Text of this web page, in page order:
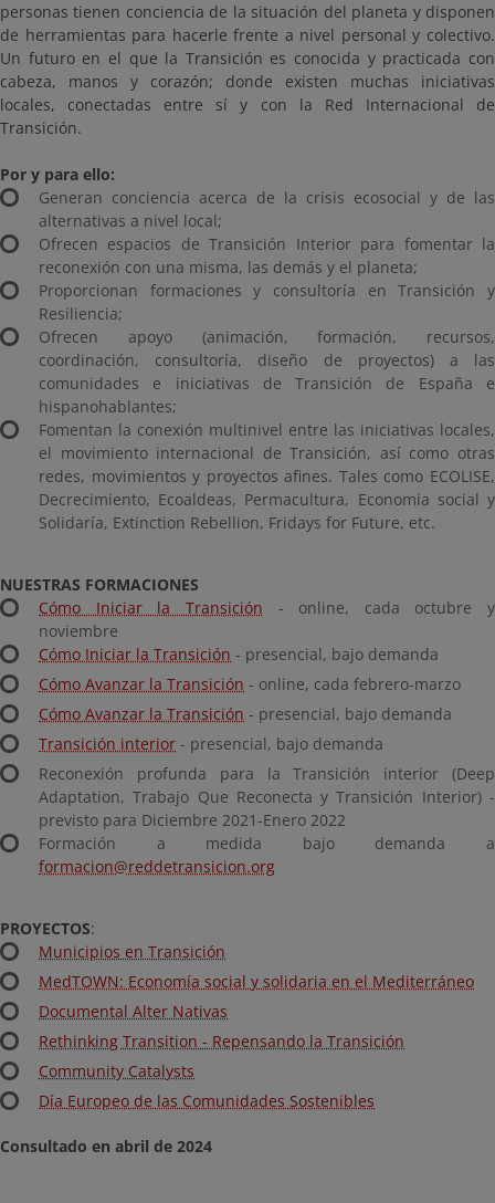
personas tienen conciencia de la situación del planeta y disponen
de herramientas para hacerle frente a nivel personal y colectivo.
Un futuro en el que la Transición es conocida y practicada con
cabeza, manos y corazón; donde existen muchas iniciativas
locales, conectadas entre sí y con la Red Internacional de
Transición.
Por y para ello:
Generan conciencia acerca de la crisis ecosocial y de las
alternativas a nivel local;
Ofrecen espacios de Transición Interior para fomentar la
reconexión con una misma, las demás y el planeta;
Proporcionan formaciones y consultoría en Transición y
Resiliencia;
Ofrecen apoyo (animación, formación, recursos,
coordinación, consultoría, diseño de proyectos) a las
comunidades e iniciativas de Transición de España e
hispanohablantes;
Fomentan la conexión multinivel entre las iniciativas locales,
el movimiento internacional de Transición, así como otras
redes, movimientos y proyectos afines. Tales como ECOLISE,
Decrecimiento, Ecoaldeas, Permacultura, Economía social y
Solidaría, Extinction Rebellion, Fridays for Future, etc.
NUESTRAS FORMACIONES
Cómo Iniciar la Transición - online, cada octubre y
noviembre
Cómo Iniciar la Transición - presencial, bajo demanda
Cómo Avanzar la Transición - online, cada febrero-marzo
Cómo Avanzar la Transición - presencial, bajo demanda
Transición interior - presencial, bajo demanda
Reconexión profunda para la Transición interior (Deep
Adaptation, Trabajo Que Reconecta y Transición Interior) -
previsto para Diciembre 2021-Enero 2022
Formación a medida bajo demanda a
formacion@reddetransicion.org
PROYECTOS:
Municipios en Transición
MedTOWN: Economía social y solidaria en el Mediterráneo
Documental Alter Nativas
Rethinking Transition - Repensando la Transición
Community Catalysts
Día Europeo de las Comunidades Sostenibles
Consultado en abril de 2024